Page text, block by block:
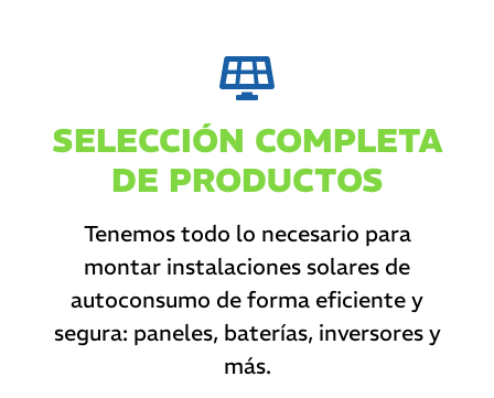
SELECCIÓN COMPLETA
DE PRODUCTOS
Tenemos todo lo necesario para
montar instalaciones solares de
autoconsumo de forma eficiente y
segura: paneles, baterías, inversores y
más.